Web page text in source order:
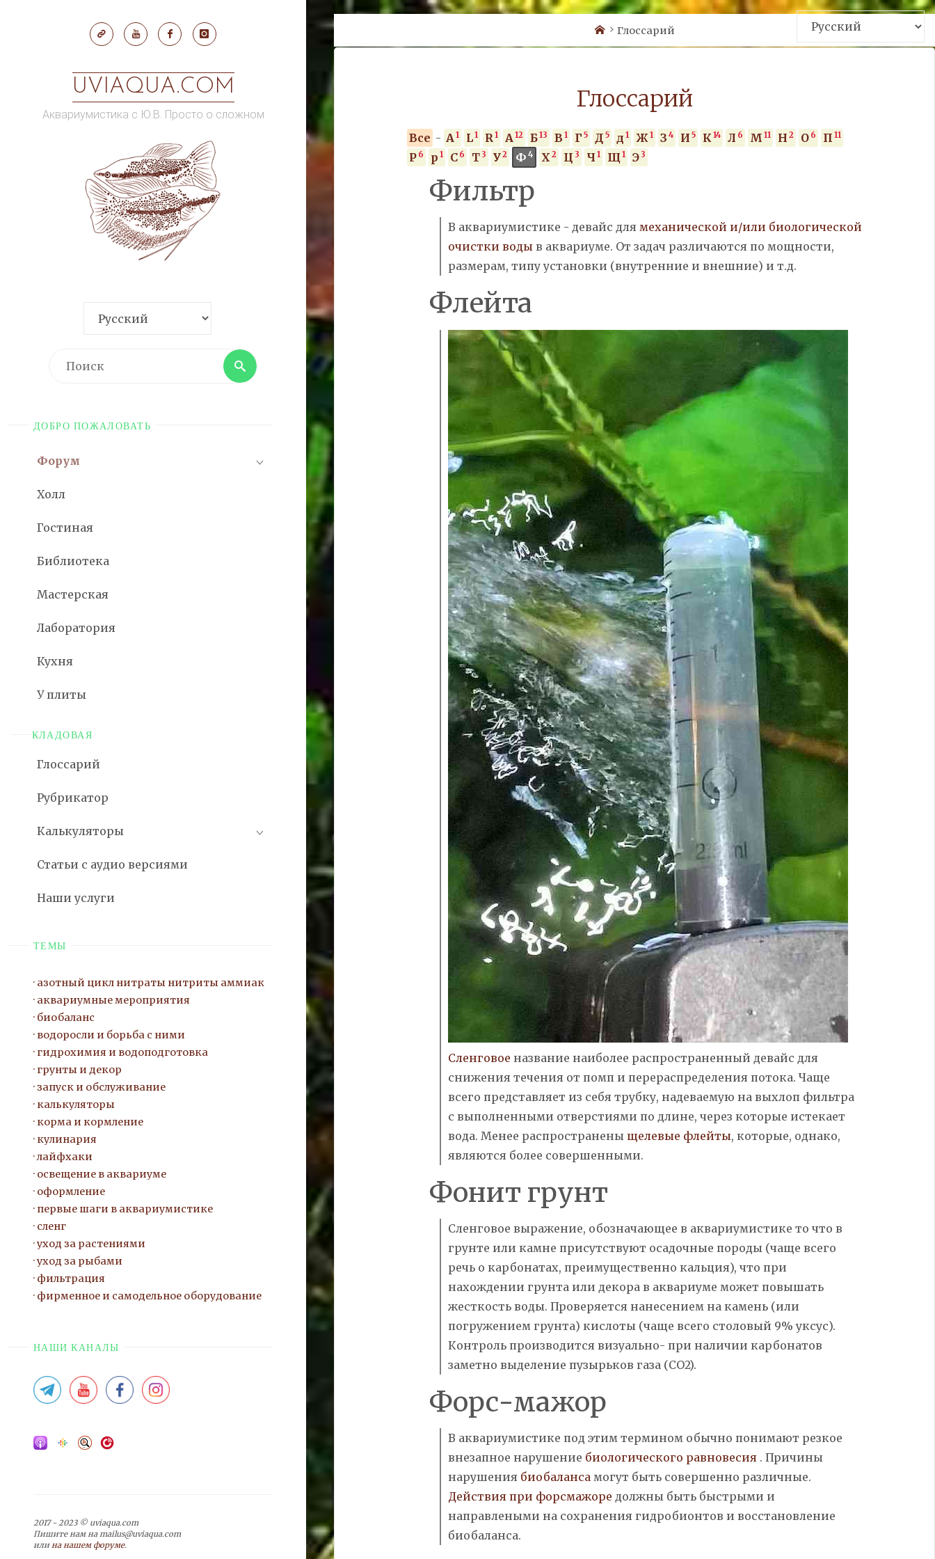
UVIAQUA.COM
Аквариумистика с Ю.В. Просто о сложном
Поиск
ДОБРО ПОЖАЛОВАТЬ
Форум
Холл
Гостиная
Библиотека
Мастерская
Лаборатория
Кухня
У плиты
КЛАДОВАЯ
Глоссарий
Рубрикатор
Калькуляторы
Статьи с аудио версиями
Наши услуги
ТЕМЫ
азотный цикл нитраты нитриты аммиак
аквариумные мероприятия
биобаланс
водоросли и борьба с ними
гидрохимия и водоподготовка
грунты и декор
запуск и обслуживание
калькуляторы
корма и кормление
кулинария
лайфхаки
освещение в аквариуме
оформление
первые шаги в аквариумистике
сленг
уход за растениями
уход за рыбами
фильтрация
фирменное и самодельное оборудование
НАШИ КАНАЛЫ
2017 - 2023 © uviaqua.com
Пишите нам на mailus@uviaqua.com
илина нашем форуме.
Home
Глоссарий
Глоссарий
Все - A 1 L1 R 1 А 12 Б13 В 1 Г 5 Д 5 д 1 Ж 1 З 4 И 5 К 14 Л 6 М 11 Н 2 О 6 П 11
Р 6 р 1 С 6 Т3 У2 Ф 4 Х 2 Ц 3 Ч 1 Щ1 Э3
Фильтр
В аквариумистике - девайс для механической и/или биологической
очистки водыв аквариуме. От задач различаются по мощности,
размерам, типу установки (внутренние и внешние) и т.д.
Флейта
Сленговое название наиболее распространенный девайс для
снижения течения от помп и перераспределения потока. Чаще
всего представляет из себя трубку, надеваемую на выхлоп фильтра
с выполненными отверстиями по длине, через которые истекает
вода. Менее распространены щелевые флейты, которые, однако,
являются более совершенными.
Фонит грунт
Сленговое выражение, обозначающее в аквариумистике то что в
грунте или камне присутствуют осадочные породы (чаще всего
речь о карбонатах, преимущественно кальция), что при
нахождении грунта или декора в аквариуме может повышать
жесткость воды. Проверяется нанесением на камень (или
погружением грунта) кислоты (чаще всего столовый 9% уксус).
Контроль производится визуально- при наличии карбонатов
заметно выделение пузырьков газа (СО2).
Форс-мажор
В аквариумистике под этим термином обычно понимают резкое
внезапное нарушение биологического равновесия . Причины
нарушения биобаланса могут быть совершенно различные.
Действия при форсмажоре должны быть быстрыми и
направлеными на сохранения гидробионтов и восстановление
биобаланса.